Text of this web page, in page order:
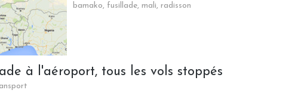
bamako, fusillade, mali, radisson
à l'aéroport, tous les vols stoppés